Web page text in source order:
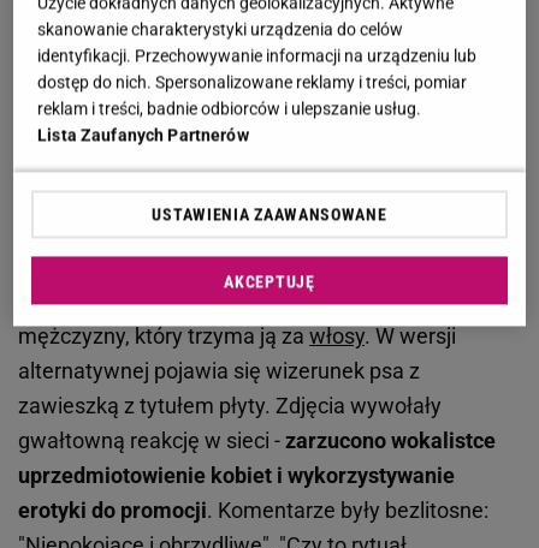
Zobacz wideoJak Sylwia Bomba radzi sobie z
krytyką? "Jest jeszcze gorzej"
Sabrina Carpenter skrytykowana przez fanów. Na
okładce nowej płyty nie zostawili suchej nitki
Na głównej grafice promującej wydawnictwo, które
sierpnia, widzimy Sabrinę klęczącą u boku
mężczyzny, który trzyma ją za włosy. W wersji
alternatywnej pojawia się wizerunek psa z
zawieszką z tytułem płyty. Zdjęcia wywołały
gwałtowną reakcję w sieci -zarzucono wokalistce
uprzedmiotowienie kobiet i wykorzystywanie
erotyki do promocji. Komentarze były bezlitosne:
skanowanie charakterystyki urządzenia do celów
identyfikacji. Przechowywanie informacji na urządzeniu lub
dostęp do nich. Spersonalizowane reklamy i treści, pomiar
reklam i treści, badnie odbiorców i ulepszanie usług.
Lista Zaufanych Partnerów
USTAWIENIA ZAAWANSOWANE
AKCEPTUJĘ